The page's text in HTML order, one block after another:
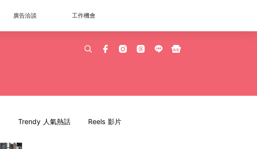
廣告洽談 工作機會
Trendy 人氣熱話 Reels 影片